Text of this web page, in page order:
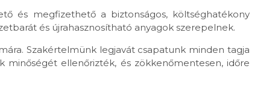
és megfizethető a biztonságos, költséghatékony
és újrahasznosítható anyagok szerepelnek.
Szakértelmünk legjavát csapatunk minden tagja
minőségét ellenőrizték, és zökkenőmentesen, időre